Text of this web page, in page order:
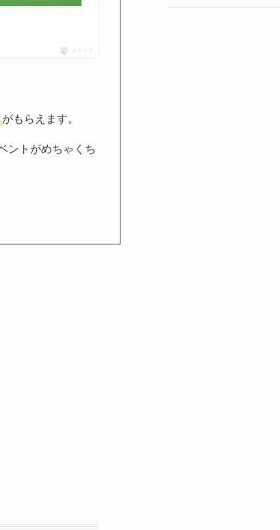
ポチップ
がもらえます。
ントがめちゃくち